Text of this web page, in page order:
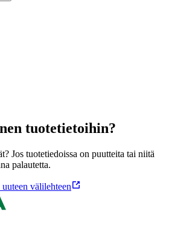
tuotetietoihin?
Jos tuotetiedoissa on puutteita tai niitä
palautetta.
välilehteen